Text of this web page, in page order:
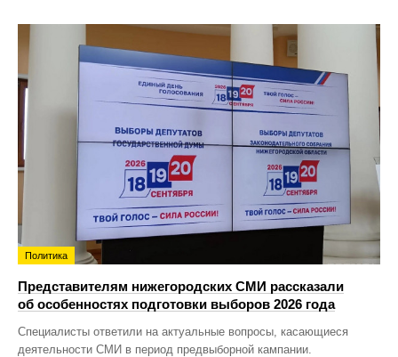
Политика
Представителям нижегородских СМИ рассказали
об особенностях подготовки выборов 2026 года
Специалисты ответили на актуальные вопросы, касающиеся
деятельности СМИ в период предвыборной кампании.